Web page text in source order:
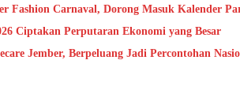
Fashion Carnaval, Dorong Masuk Kalender
Ciptakan Perputaran Ekonomi yang Besar
Jember, Berpeluang Jadi Percontohan